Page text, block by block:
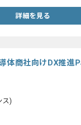
詳細を見る
体商社向けDX推
ス)